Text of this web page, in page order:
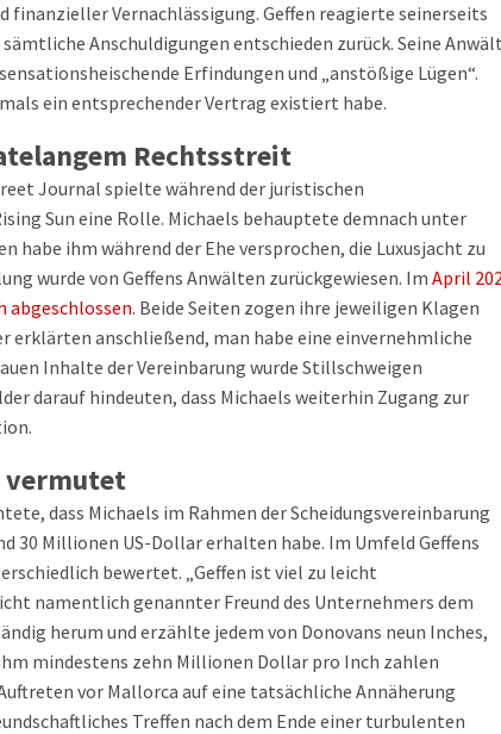
finanzieller Vernachlässigung. Geffen reagierte seinerseits
Anschuldigungen entschieden zurück. Seine
Erfindungen und „anstößige Lügen“.
ein entsprechender Vertrag existiert habe.
Rechtsstreit
Journal spielte während der juristischen
Sun eine Rolle. Michaels behauptete demnach unter
habe ihm während der Ehe versprochen, die Luxusjacht zu
wurde von Geffens Anwälten zurückgewiesen. Im April
abgeschlossen. Beide Seiten zogen ihre jeweiligen Klagen
erklärten anschließend, man habe eine einvernehmliche
Inhalte der Vereinbarung wurde Stillschweigen
darauf hindeuten, dass Michaels weiterhin Zugang zur
vermutet
dass Michaels im Rahmen der Scheidungsvereinbarung
30 Millionen US-Dollar erhalten habe. Im Umfeld Geffens
bewertet. „Geffen ist viel zu leicht
namentlich genannter Freund des Unternehmers dem
herum und erzählte jedem von Donovans neun Inches,
mindestens zehn Millionen Dollar pro Inch zahlen
vor Mallorca auf eine tatsächliche Annäherung
Treffen nach dem Ende einer turbulenten